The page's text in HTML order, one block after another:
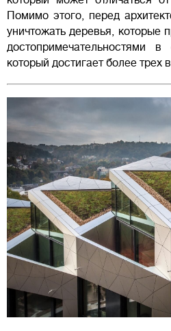
Помимо этого, перед
уничтожать деревья, которые
достопримечательностями
который достигает более трех